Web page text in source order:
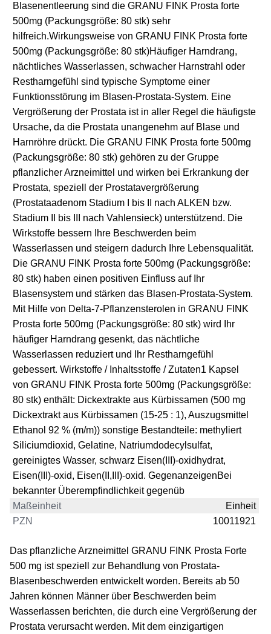
Blasenentleerung sind die GRANU FINK Prosta forte
500mg (Packungsgröße: 80 stk) sehr
hilfreich.Wirkungsweise von GRANU FINK Prosta forte
500mg (Packungsgröße: 80 stk)Häufiger Harndrang,
nächtliches Wasserlassen, schwacher Harnstrahl oder
Restharngefühl sind typische Symptome einer
Funktionsstörung im Blasen-Prostata-System. Eine
Vergrößerung der Prostata ist in aller Regel die häufigste
Ursache, da die Prostata unangenehm auf Blase und
Harnröhre drückt. Die GRANU FINK Prosta forte 500mg
(Packungsgröße: 80 stk) gehören zu der Gruppe
pflanzlicher Arzneimittel und wirken bei Erkrankung der
Prostata, speziell der Prostatavergrößerung
(Prostataadenom Stadium I bis II nach ALKEN bzw.
Stadium II bis III nach Vahlensieck) unterstützend. Die
Wirkstoffe bessern Ihre Beschwerden beim
Wasserlassen und steigern dadurch Ihre Lebensqualität.
Die GRANU FINK Prosta forte 500mg (Packungsgröße:
80 stk) haben einen positiven Einfluss auf Ihr
Blasensystem und stärken das Blasen-Prostata-System.
Mit Hilfe von Delta-7-Pflanzensterolen in GRANU FINK
Prosta forte 500mg (Packungsgröße: 80 stk) wird Ihr
häufiger Harndrang gesenkt, das nächtliche
Wasserlassen reduziert und Ihr Restharngefühl
gebessert. Wirkstoffe / Inhaltsstoffe / Zutaten1 Kapsel
von GRANU FINK Prosta forte 500mg (Packungsgröße:
80 stk) enthält: Dickextrakte aus Kürbissamen (500 mg
Dickextrakt aus Kürbissamen (15-25 : 1), Auszugsmittel
Ethanol 92 % (m/m)) sonstige Bestandteile: methyliert
Siliciumdioxid, Gelatine, Natriumdodecylsulfat,
gereinigtes Wasser, schwarz Eisen(III)-oxidhydrat,
Eisen(III)-oxid, Eisen(II,III)-oxid. GegenanzeigenBei
bekannter Überempfindlichkeit gegenüb
Maßeinheit
Einheit
PZN
10011921
Das pflanzliche Arzneimittel GRANU FINK Prosta Forte
500 mg ist speziell zur Behandlung von Prostata-
Blasenbeschwerden entwickelt worden. Bereits ab 50
Jahren können Männer über Beschwerden beim
Wasserlassen berichten, die durch eine Vergrößerung der
Prostata verursacht werden. Mit dem einzigartigen